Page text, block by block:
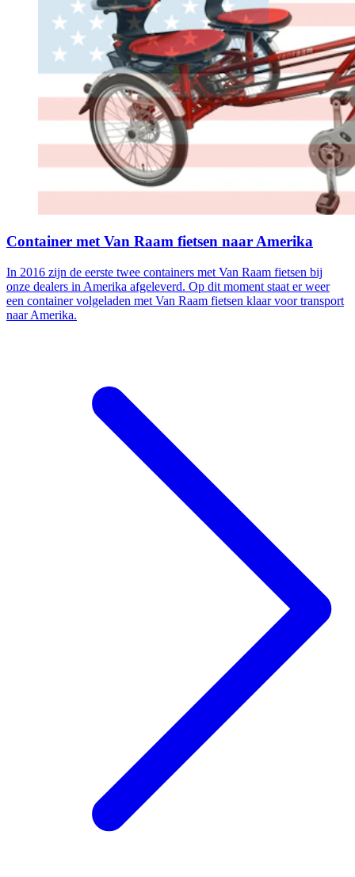
Container met Van Raam fietsen naar Amerika
In 2016 zijn de eerste twee containers met Van Raam fietsen bij
onze dealers in Amerika afgeleverd. Op dit moment staat er weer
een container volgeladen met Van Raam fietsen klaar voor transport
naar Amerika.